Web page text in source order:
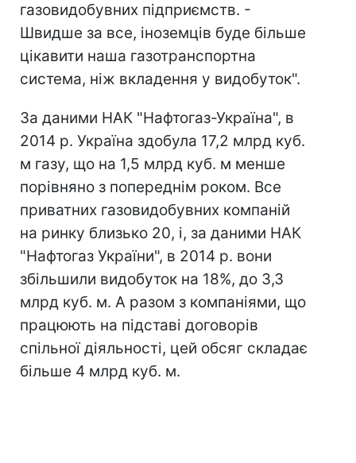
газовидобувних підприємств. -
Швидше за все, іноземців буде більше
цікавити наша газотранспортна
система, ніж вкладення у видобуток".
За даними НАК "Нафтогаз-Україна", в
2014 р. Україна здобула 17,2 млрд куб.
м газу, що на 1,5 млрд куб. м менше
порівняно з попереднім роком. Все
приватних газовидобувних компаній
на ринку близько 20, і, за даними НАК
"Нафтогаз України", в 2014 р. вони
збільшили видобуток на 18%, до 3,3
млрд куб. м. А разом з компаніями, що
працюють на підставі договорів
спільної діяльності, цей обсяг складає
більше 4 млрд куб. м.